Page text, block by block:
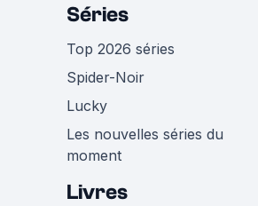
Séries
Top 2026 séries
Spider-Noir
Lucky
Les nouvelles séries du
moment
Livres